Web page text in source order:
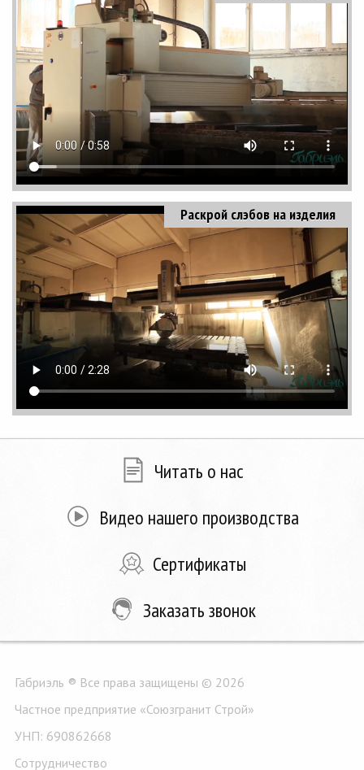
Раскрой слэбов на изделия
Читать о нас
Видео нашего производства
Сертификаты
Заказать звонок
Габриэль ® Все права защищены © 2026
Частное предприятие «Союзгранит Строй»
УНП: 690862668
Сотрудничество